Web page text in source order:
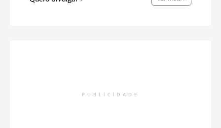
PUBLICIDADE